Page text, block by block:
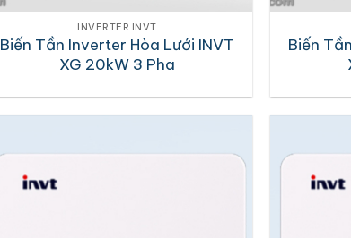
INVERTER INVT
Biến Tần Inverter Hòa Lưới INVT
XG 20kW 3 Pha
Biến